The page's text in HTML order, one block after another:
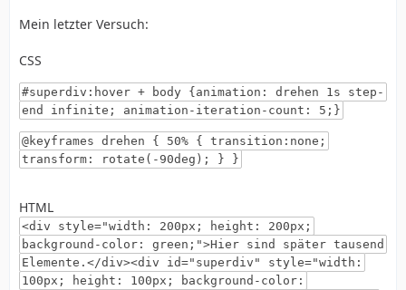
Mein letzter Versuch:
CSS
#superdiv:hover + body {animation: drehen 1s step-
end infinite; animation-iteration-count: 5;}
@keyframes drehen { 50% { transition:none;
transform: rotate(-90deg); } }
HTML
<div style="width: 200px; height: 200px;
background-color: green;">Hier sind später tausend
Elemente.</div><div id="superdiv" style="width:
100px; height: 100px; background-color: